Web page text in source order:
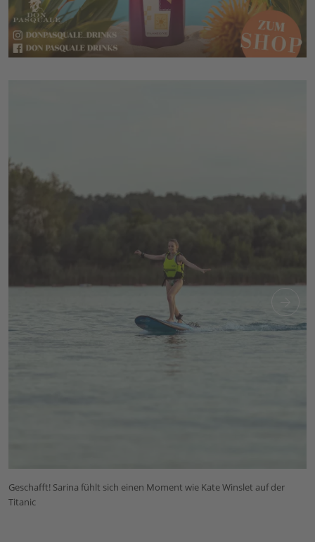
Geschafft! Sarina fühlt sich einen Moment wie Kate Winslet auf der
Titanic